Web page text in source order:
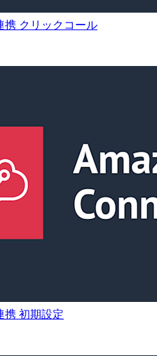
クリックコール
携 初期設定